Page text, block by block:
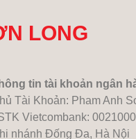
LONG
tin tài khoản ngân
Tài Khoản: Pham Anh
Vietcombank:
nhánh Đống Đa, Hà Nội